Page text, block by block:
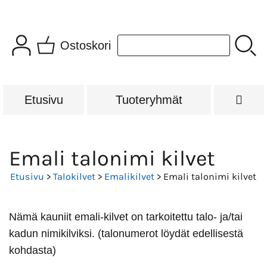
Ostoskori
Etusivu Tuoteryhmät
Emali talonimi kilvet
Etusivu > Talokilvet > Emalikilvet > Emali talonimi kilvet
Nämä kauniit emali-kilvet on tarkoitettu talo- ja/tai
kadun nimikilviksi. (talonumerot löydät edellisestä
kohdasta)